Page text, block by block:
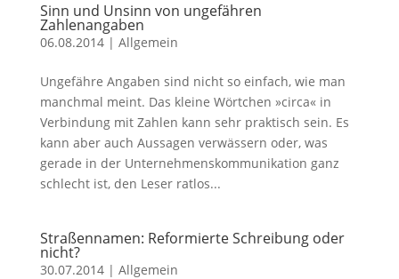
Sinn und Unsinn von ungefähren
Zahlenangaben
06.08.2014| Allgemein
Ungefähre Angaben sind nicht so einfach, wie man
manchmal meint. Das kleine Wörtchen »circa« in
Verbindung mit Zahlen kann sehr praktisch sein. Es
kann aber auch Aussagen verwässern oder, was
gerade in der Unternehmenskommunikation ganz
schlecht ist, den Leser ratlos...
Straßennamen: Reformierte Schreibung oder
nicht?
30.07.2014| Allgemein